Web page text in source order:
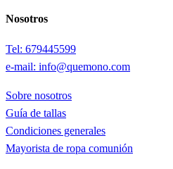
Nosotros
Tel: 679445599
e-mail: info@quemono.com
Sobre nosotros
Guía de tallas
Condiciones generales
Mayorista de ropa comunión